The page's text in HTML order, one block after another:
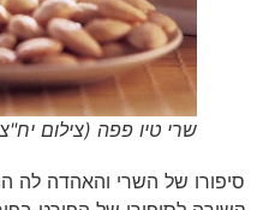
שרי טיו פפה (צילום יח"צ
סיפורו של השרי והאהדה לה הוא